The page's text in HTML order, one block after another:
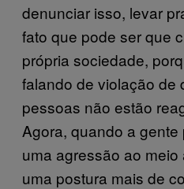
denunciar isso, levar
fato que pode ser que
própria sociedade,
falando de violação de
pessoas não estão
Agora, quando a
uma agressão ao
uma postura mais de